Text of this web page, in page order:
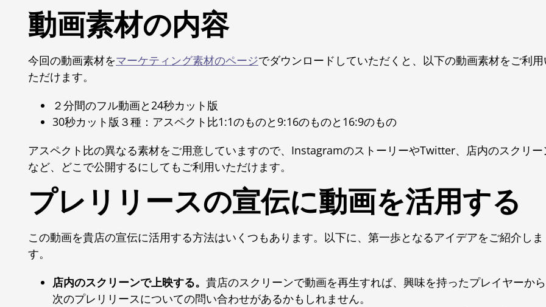
動画素材の内容
今回の動画素材をマーケティング素材のページでダウンロードしていただくと、以下の動画素材をご利
ただけます。
２分間のフル動画と24秒カット版
30秒カット版３種：アスペクト比1:1のものと9:16のものと16:9のもの
アスペクト比の異なる素材をご用意していますので、InstagramのストーリーやTwitter、店内のスクリー
など、どこで公開するにしてもご利用いただけます。
プレリリースの宣伝に動画を活用する
この動画を貴店の宣伝に活用する方法はいくつもあります。以下に、第一歩となるアイデアをご紹介しま
す。
店内のスクリーンで上映する。 貴店のスクリーンで動画を再生すれば、興味を持ったプレイヤーから
次のプレリリースについての問い合わせがあるかもしれません。